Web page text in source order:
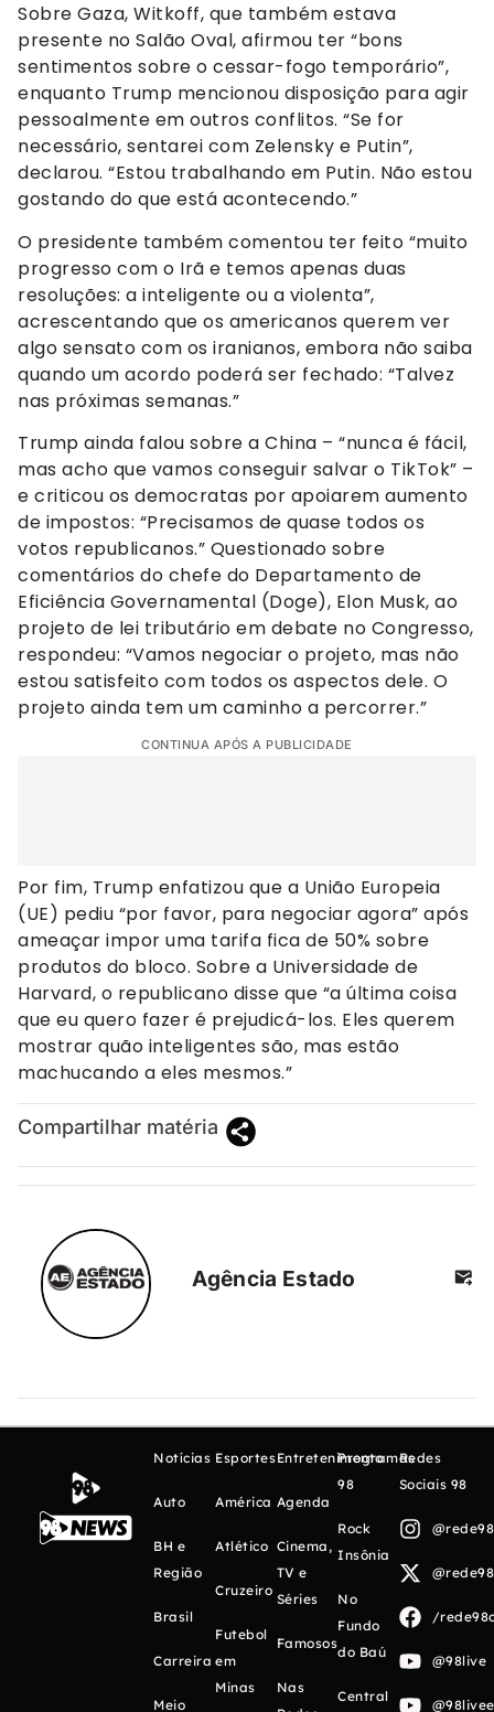
Sobre Gaza, Witkoff, que também estava
presente no Salão Oval, afirmou ter “bons
sentimentos sobre o cessar-fogo temporário”,
enquanto Trump mencionou disposição para agir
pessoalmente em outros conflitos. “Se for
necessário, sentarei com Zelensky e Putin”,
declarou. “Estou trabalhando em Putin. Não estou
gostando do que está acontecendo.”
O presidente também comentou ter feito “muito
progresso com o Irã e temos apenas duas
resoluções: a inteligente ou a violenta”,
acrescentando que os americanos querem ver
algo sensato com os iranianos, embora não saiba
quando um acordo poderá ser fechado: “Talvez
nas próximas semanas.”
Trump ainda falou sobre a China – “nunca é fácil,
mas acho que vamos conseguir salvar o TikTok” –
e criticou os democratas por apoiarem aumento
de impostos: “Precisamos de quase todos os
votos republicanos.” Questionado sobre
comentários do chefe do Departamento de
Eficiência Governamental (Doge), Elon Musk, ao
projeto de lei tributário em debate no Congresso,
respondeu: “Vamos negociar o projeto, mas não
estou satisfeito com todos os aspectos dele. O
projeto ainda tem um caminho a percorrer.”
CONTINUA APÓS A PUBLICIDADE
Por fim, Trump enfatizou que a União Europeia
(UE) pediu “por favor, para negociar agora” após
ameaçar impor uma tarifa fica de 50% sobre
produtos do bloco. Sobre a Universidade de
Harvard, o republicano disse que “a última coisa
que eu quero fazer é prejudicá-los. Eles querem
mostrar quão inteligentes são, mas estão
machucando a eles mesmos.”
Compartilhar matéria
Agência Estado
Notícias
Auto
BH e
Região
Brasil
Carreira
Meio
Esportes
América
Atlético
Cruzeiro
Futebol
em
Minas
Entretenimento
Agenda
Cinema,
TV e
Séries
Famosos
Nas
Programas
98
Rock
Insônia
No
Fundo
do Baú
Central
Redes
Sociais 98
/
@98live